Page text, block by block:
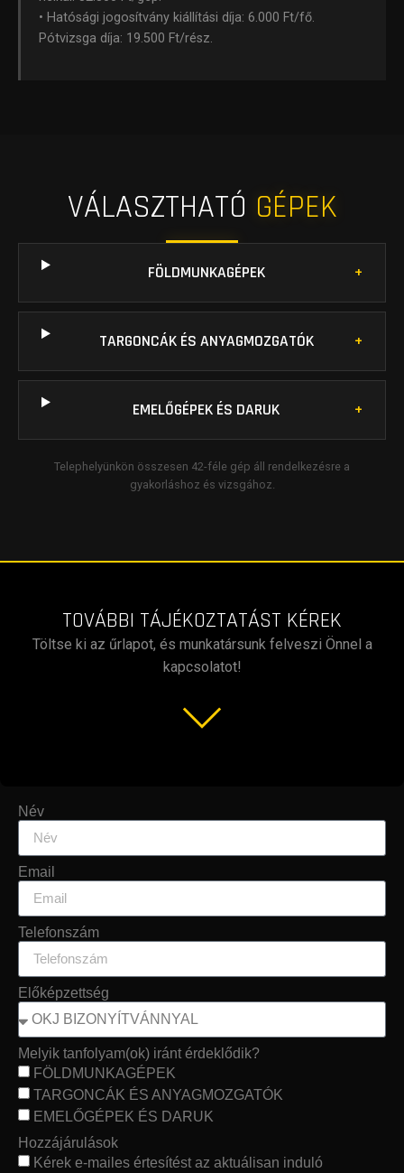
• Hatósági jogosítvány kiállítási díja: 6.000 Ft/fő.
Pótvizsga díja: 19.500 Ft/rész.
VÁLASZTHATÓ GÉPEK
FÖLDMUNKAGÉPEK
TARGONCÁK ÉS ANYAGMOZGATÓK
EMELŐGÉPEK ÉS DARUK
Telephelyünkön összesen 42-féle gép áll rendelkezésre a
gyakorláshoz és vizsgához.
TOVÁBBI TÁJÉKOZTATÁST KÉREK
Töltse ki az űrlapot, és munkatársunk felveszi Önnel a
kapcsolatot!
Név
Email
Telefonszám
Előképzettség
Melyik tanfolyam(ok) iránt érdeklődik?
FÖLDMUNKAGÉPEK
TARGONCÁK ÉS ANYAGMOZGATÓK
EMELŐGÉPEK ÉS DARUK
Hozzájárulások
Kérek e-mailes értesítést az aktuálisan induló